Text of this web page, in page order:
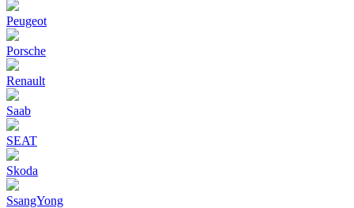
Peugeot
Porsche
Renault
Saab
SEAT
Skoda
SsangYong